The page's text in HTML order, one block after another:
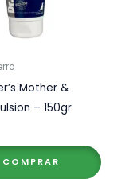
Mother &
– 150gr
COMPRAR